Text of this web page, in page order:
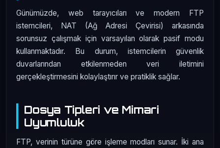
Günümüzde, web tarayıcıları ve modern FTP
istemcileri, NAT (Ağ Adresi Çevirisi) arkasında
sorunsuz çalışmak için varsayılan olarak pasif modu
kullanmaktadır. Bu durum, istemcilerin güvenlik
duvarlarından etkilenmeden veri iletimini
gerçekleştirmesini kolaylaştırır ve pratiklik sağlar.
Dosya Tipleri ve Mimari
Uyumluluk
FTP, verinin türüne göre işleme modları sunar. İki ana